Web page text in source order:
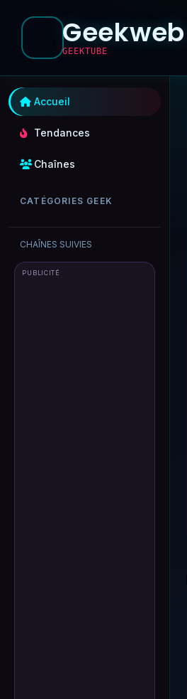
Geekweb
GEEKTUBE
Accueil
Tendances
Chaînes
CATÉGORIES GEEK
CHAÎNES SUIVIES
PUBLICITÉ